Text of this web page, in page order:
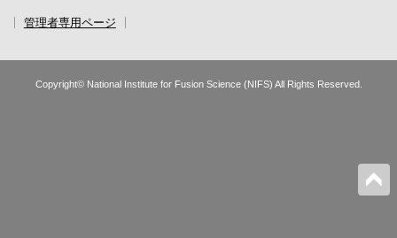
管理者専用ページ
Copyright© National Institute for Fusion Science (NIFS) All Rights Reserved.